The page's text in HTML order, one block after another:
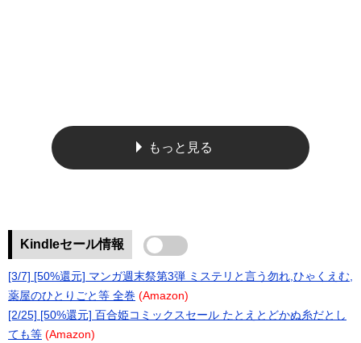
もっと見る
Kindleセール情報
[3/7] [50%還元] マンガ週末祭第3弾 ミステリと言う勿れ,ひゃくえむ,
薬屋のひとりごと等 全巻 (Amazon)
[2/25] [50%還元] 百合姫コミックスセール たとえとどかぬ糸だとし
ても等 (Amazon)